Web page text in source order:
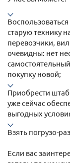
старую технику
перевозчики,
очевидны: нет
покупку новой;
Приобрести
уже сейчас
выгодных
Взять погрузо-
Если вас